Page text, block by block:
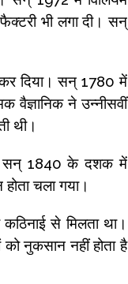
भी लगा दी। सन्
दिया। सन् 1780 में
वैज्ञानिक ने उन्नीसवीं
थी।
सन् 1840 के दशक में
चला गया।
से मिलता था।
नुकसान नहीं होता है